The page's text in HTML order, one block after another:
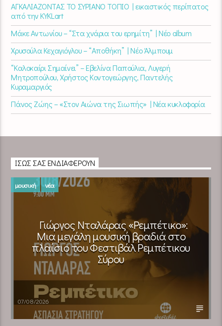
ΑΓΚΑΛΙΑΖΟΝΤΑΣ ΤΟ ΣΥΡΙΑΝΟ ΤΟΠΙΟ | εικαστικός περίπατος
από την KYKLart
Μάκε Αντωνίου – “Στα χνάρια του ερημίτη” | Νέο album
Χρυσούλα Κεχαγιόγλου – “Αποθήκη” | Νέο Άλμπουμ
“Καλοκαίρι Σημαίνει” – Εβελίνα Παπούλια, Λυγερή
Μητροπούλου, Χρήστος Κοντογεώργης, Παντελής
Κυραμαργιός
Πάνος Ζώης – «Στον Αιώνα της Σιωπής» | Νέα κυκλοφορία
ΊΣΩΣ ΣΑΣ ΕΝΔΙΑΦΈΡΟΥΝ
μουσική νέα
Γιώργος Νταλάρας «Ρεμπέτικο»:
Μια μεγάλη μουσική βραδιά στο
πλαίσιο του Φεστιβάλ Ρεμπέτικου
Σύρου
07/08/2026